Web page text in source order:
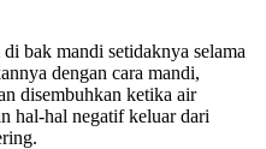
bak mandi setidaknya selama
dengan cara mandi,
disembuhkan ketika air
hal-hal negatif keluar dari